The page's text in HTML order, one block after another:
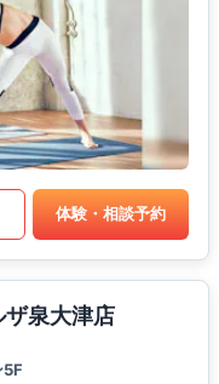
体験・相談予約
ザ泉大津店
5F